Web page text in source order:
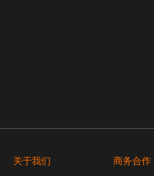
关于我们 商务合作